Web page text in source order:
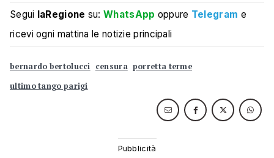
Segui laRegione su:WhatsApp oppure Telegram e
ricevi ogni mattina le notizie principali
bernardo bertolucci censura porretta terme
ultimo tango parigi